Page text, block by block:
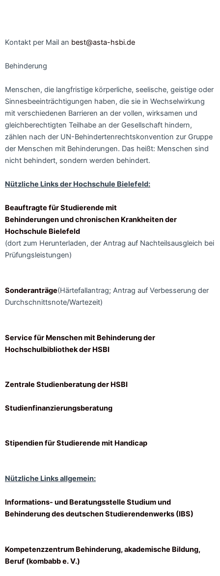
Kontakt per Mail an best@asta-hsbi.de
Behinderung
Menschen, die langfristige körperliche, seelische, geistige oder
Sinnesbeeinträchtigungen haben, die sie in Wechselwirkung
mit verschiedenen Barrieren an der vollen, wirksamen und
gleichberechtigten Teilhabe an der Gesellschaft hindern,
zählen nach der UN­-Behindertenrechtskonvention zur Gruppe
der Menschen mit Behinderungen. Das heißt: Menschen sind
nicht behindert, sondern werden behindert.
Nützliche Links der Hochschule Bielefeld:
Beauftragte für Studierende mit
Behinderungen und chronischen Krankheiten der
Hochschule Bielefeld
(dort zum Herunterladen, der Antrag auf Nachteilsausgleich bei
Prüfungsleistungen)
Sonderanträge(Härtefallantrag; Antrag auf Verbesserung der
Durchschnittsnote/Wartezeit)
Service für Menschen mit Behinderung der
Hochschulbibliothek der HSBI
Zentrale Studienberatung der HSBI
Studienfinanzierungsberatung
Stipendien für Studierende mit Handicap
Nützliche Links allgemein:
Informations- und Beratungsstelle Studium und
Behinderung des deutschen Studierendenwerks (IBS)
Kompetenzzentrum Behinderung, akademische Bildung,
Beruf (kombabb e. V.)